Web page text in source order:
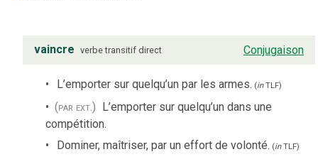
vaincre verbe transitif direct Conjugaison
L’emporter sur quelqu’un par les armes. (inTLF)
(par ext.) L’emporter sur quelqu’un dans une
compétition.
Dominer, maîtriser, par un effort de volonté. (inTLF)